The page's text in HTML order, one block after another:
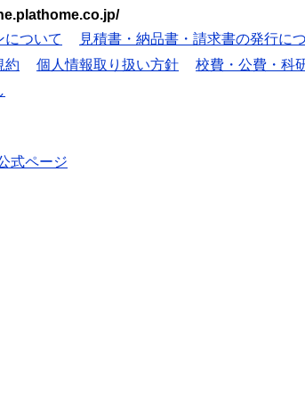
について 見積書・納品書・請求書の発行に
約 個人情報取り扱い方針 校費・公費・科
式ページ